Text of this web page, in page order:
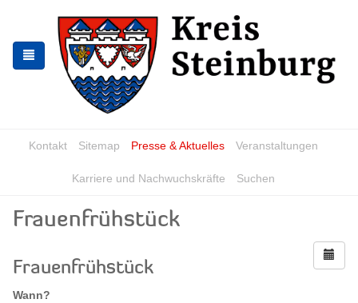
springen
springen
Kontakt Sitemap Presse & Aktuelles Veranstaltungen
Karriere und Nachwuchskräfte Suchen
Frauenfrühstück
Frauenfrühstück
Wann?